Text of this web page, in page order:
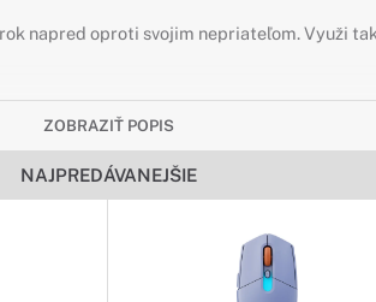
napred oproti svojim nepriateľom. Využi
ZOBRAZIŤ POPIS
NAJPREDÁVANEJŠIE